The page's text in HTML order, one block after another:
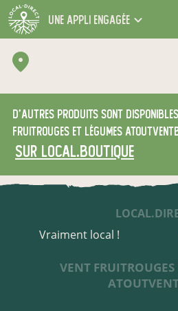
une appli engagée
D'autres produits sont
fruitrouges et légumes
sur local.boutique
Vraiment local !
VENT FRUITROUGES